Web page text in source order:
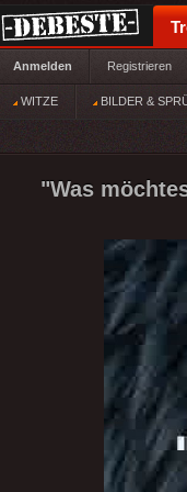
Anmelden Registrieren
WITZE BILDER &
"Was